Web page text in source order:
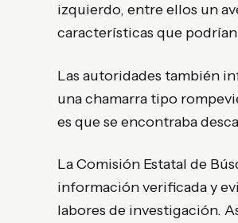
izquierdo, entre ellos un
características que
Las autoridades también
una chamarra tipo
es que se encontraba
La Comisión Estatal de
información verificada y
labores de investigación.